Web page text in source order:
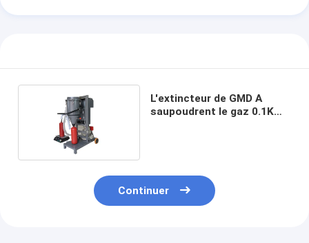
L'extincteur de GMD A
saupoudrent le gaz 0.1KW
Continuer